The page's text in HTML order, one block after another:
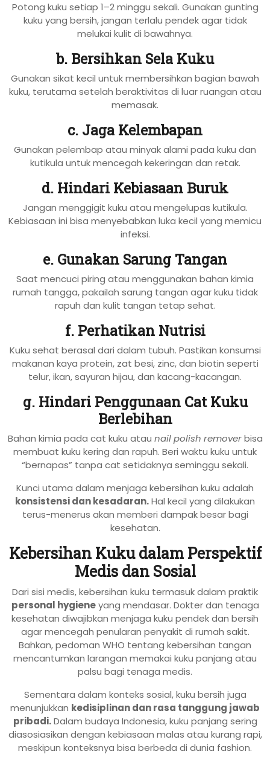
Potong kuku setiap 1–2 minggu sekali. Gunakan gunting
kuku yang bersih, jangan terlalu pendek agar tidak
melukai kulit di bawahnya.
b. Bersihkan Sela Kuku
Gunakan sikat kecil untuk membersihkan bagian bawah
kuku, terutama setelah beraktivitas di luar ruangan atau
memasak.
c. Jaga Kelembapan
Gunakan pelembap atau minyak alami pada kuku dan
kutikula untuk mencegah kekeringan dan retak.
d. Hindari Kebiasaan Buruk
Jangan menggigit kuku atau mengelupas kutikula.
Kebiasaan ini bisa menyebabkan luka kecil yang memicu
infeksi.
e. Gunakan Sarung Tangan
Saat mencuci piring atau menggunakan bahan kimia
rumah tangga, pakailah sarung tangan agar kuku tidak
rapuh dan kulit tangan tetap sehat.
f. Perhatikan Nutrisi
Kuku sehat berasal dari dalam tubuh. Pastikan konsumsi
makanan kaya protein, zat besi, zinc, dan biotin seperti
telur, ikan, sayuran hijau, dan kacang-kacangan.
g. Hindari Penggunaan Cat Kuku
Berlebihan
Bahan kimia pada cat kuku atau nail polish removerbisa
membuat kuku kering dan rapuh. Beri waktu kuku untuk
“bernapas” tanpa cat setidaknya seminggu sekali.
Kunci utama dalam menjaga kebersihan kuku adalah
konsistensi dan kesadaran.Hal kecil yang dilakukan
terus-menerus akan memberi dampak besar bagi
kesehatan.
Kebersihan Kuku dalam Perspektif
Medis dan Sosial
Dari sisi medis, kebersihan kuku termasuk dalam praktik
personal hygieneyang mendasar. Dokter dan tenaga
kesehatan diwajibkan menjaga kuku pendek dan bersih
agar mencegah penularan penyakit di rumah sakit.
Bahkan, pedoman WHO tentang kebersihan tangan
mencantumkan larangan memakai kuku panjang atau
palsu bagi tenaga medis.
Sementara dalam konteks sosial, kuku bersih juga
menunjukkan kedisiplinan dan rasa tanggung jawab
pribadi.Dalam budaya Indonesia, kuku panjang sering
diasosiasikan dengan kebiasaan malas atau kurang rapi,
meskipun konteksnya bisa berbeda di dunia fashion.